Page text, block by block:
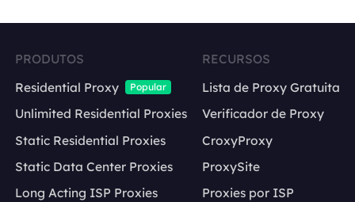
PRODUTOS
Residential Proxy
Popular
Unlimited Residential Proxies
Static Residential Proxies
Static Data Center Proxies
Long Acting ISP Proxies
RECURSOS
Lista de Proxy Gratuita
Verificador de Proxy
CroxyProxy
ProxySite
Proxies por ISP